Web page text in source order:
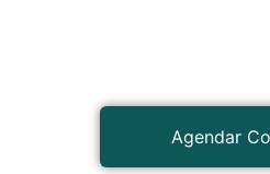
Agendar